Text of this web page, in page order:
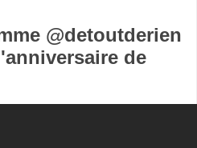
@detoutderien
de